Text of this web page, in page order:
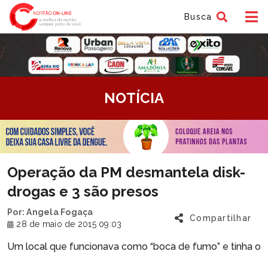
Busca
NOTÍCIA
Operação da PM desmantela disk-
drogas e 3 são presos
Por: Angela Fogaça
28 de maio de 2015 09:03
Compartilhar
Um local que funcionava como “boca de fumo” e tinha o